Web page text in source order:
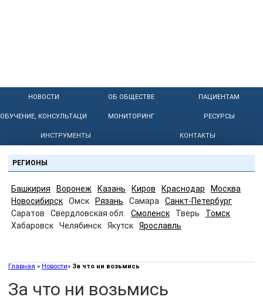
НОВОСТИ ОБ ОБЩЕСТВЕ ПАЦИЕНТАМ
ОБУЧЕНИЕ, КОНСУЛЬТАЦИИ МОНИТОРИНГ РЕСУРСЫ
ИНСТРУМЕНТЫ КОНТАКТЫ
РЕГИОНЫ
Башкирия Воронеж Казань Киров Краснодар
Москва
Новосибирск
Омск Рязань Самара
Санкт-Петербург
Саратов
Свердловская обл. Смоленск Тверь
Томск
Хабаровск
Челябинск Якутск Ярославль
Главная » Новости» За что ни возьмись
За что ни возьмись